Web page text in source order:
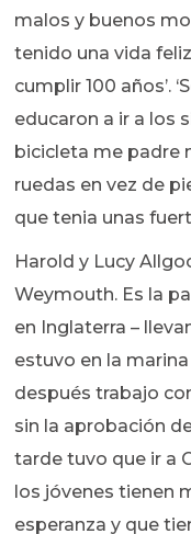
malos y buenos
tenido una vida
cumplir 100 años’.
educaron a ir a los
bicicleta me padre
ruedas en vez de
que tenia unas
Harold y Lucy
Weymouth. Es la
en Inglaterra –
estuvo en la
después trabajo
sin la aprobación
tarde tuvo que ir a
los jóvenes tienen
esperanza y que